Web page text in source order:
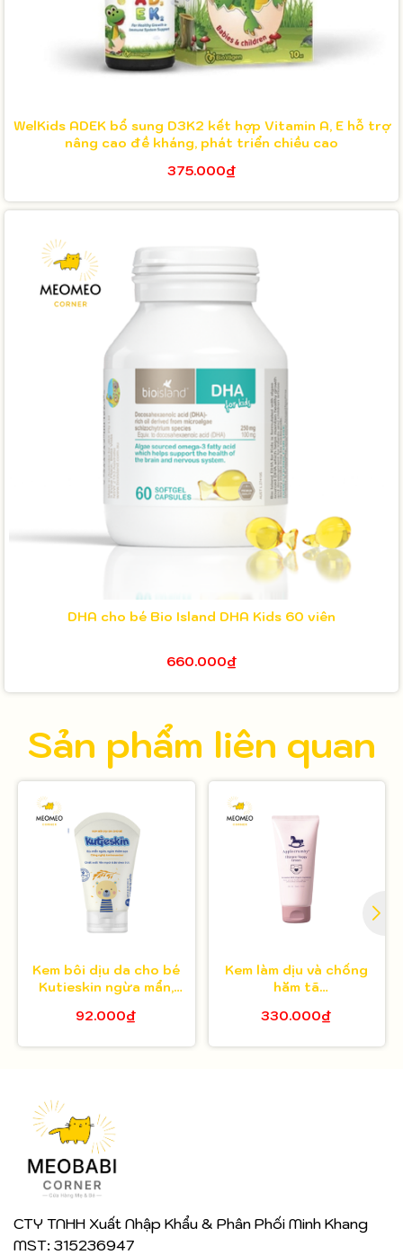
WelKids ADEK bổ sung D3K2 kết hợp Vitamin A, E hỗ trợ
nâng cao đề kháng, phát triển chiều cao
375.000₫
DHA cho bé Bio Island DHA Kids 60 viên
660.000₫
Sản phẩm liên quan
Kem bôi dịu da cho bé
Kutieskin ngừa mẩn,
92.000₫
Kem làm dịu và chống
hăm tã
Cream 50ml
330.000₫
CTY TNHH Xuất Nhập Khẩu & Phân Phối Minh Khang
MST: 315236947